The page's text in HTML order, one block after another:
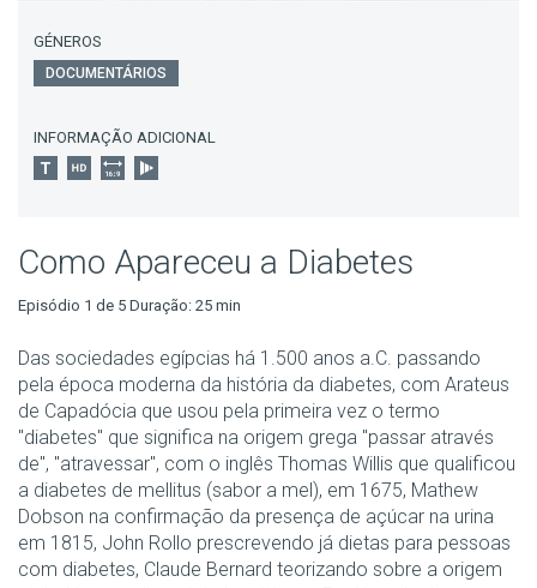
GÉNEROS
DOCUMENTÁRIOS
INFORMAÇÃO ADICIONAL
Como Apareceu a Diabetes
Episódio 1 de 5 Duração: 25 min
Das sociedades egípcias há 1.500 anos a.C. passando
pela época moderna da história da diabetes, com Arateus
de Capadócia que usou pela primeira vez o termo
"diabetes" que significa na origem grega "passar através
de", "atravessar", com o inglês Thomas Willis que qualificou
a diabetes de mellitus (sabor a mel), em 1675, Mathew
Dobson na confirmação da presença de açúcar na urina
em 1815, John Rollo prescrevendo já dietas para pessoas
com diabetes, Claude Bernard teorizando sobre a origem